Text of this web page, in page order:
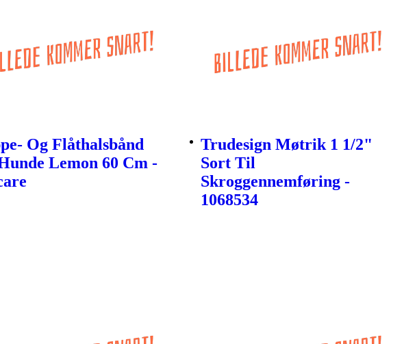
Og Flåthalsbånd
Lemon 60 Cm -
Trudesign Møtrik 1 1/2"
Sort Til
Skroggennemføring -
1068534